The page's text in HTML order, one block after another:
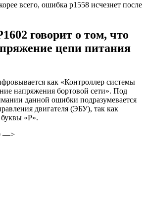
всего, ошибка p1558 исчезнет после
говорит о том, что
цепи питания
как «Контроллер системы
напряжения бортовой сети». Под
данной ошибки подразумевается
двигателя (ЭБУ), так как
«Р».
—>